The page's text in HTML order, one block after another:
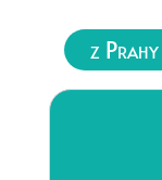
z Prahy